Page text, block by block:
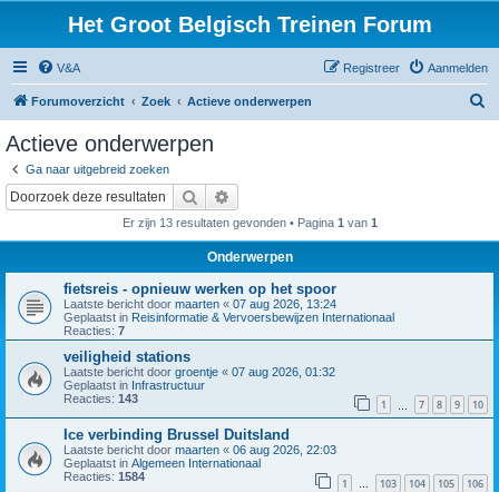
Het Groot Belgisch Treinen Forum
V&A Aanmelden
Registreer
Forumoverzicht Zoek Actieve onderwerpen
Actieve onderwerpen
Ga naar uitgebreid zoeken
Zoek
Er zijn 13 resultaten gevonden • Pagina 1 van 1
Onderwerpen
fietsreis - opnieuw werken op het spoor
Laatste bericht door maarten « 07 aug 2026, 13:24
Geplaatst in Reisinformatie & Vervoersbewijzen Internationaal
Reacties: 7
veiligheid stations
Laatste bericht door groentje « 07 aug 2026, 01:32
Geplaatst in Infrastructuur
Reacties: 143 1 7 8 9 10
Ice verbinding Brussel Duitsland
Laatste bericht door maarten « 06 aug 2026, 22:03
Geplaatst in Algemeen Internationaal
Reacties: 1584 1 … 103 104 105 106